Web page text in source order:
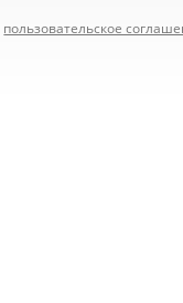
пользовательское